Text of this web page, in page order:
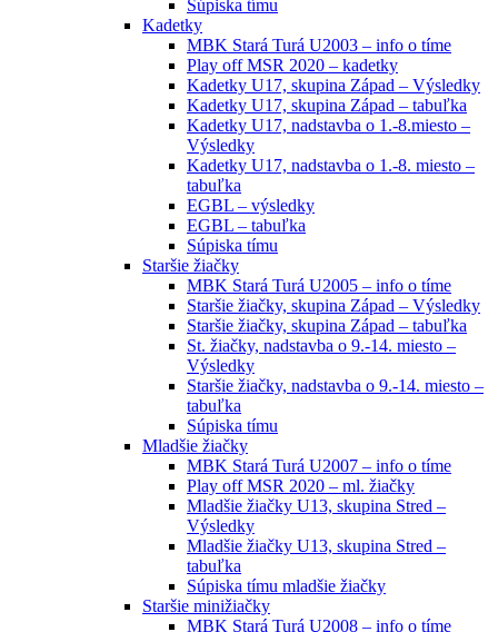
Súpiska tímu
Kadetky
MBK Stará Turá U2003 – info o tíme
Play off MSR 2020 – kadetky
Kadetky U17, skupina Západ – Výsledky
Kadetky U17, skupina Západ – tabuľka
Kadetky U17, nadstavba o 1.-8.miesto –
Výsledky
Kadetky U17, nadstavba o 1.-8. miesto –
tabuľka
EGBL – výsledky
EGBL – tabuľka
Súpiska tímu
Staršie žiačky
MBK Stará Turá U2005 – info o tíme
Staršie žiačky, skupina Západ – Výsledky
Staršie žiačky, skupina Západ – tabuľka
St. žiačky, nadstavba o 9.-14. miesto –
Výsledky
Staršie žiačky, nadstavba o 9.-14. miesto –
tabuľka
Súpiska tímu
Mladšie žiačky
MBK Stará Turá U2007 – info o tíme
Play off MSR 2020 – ml. žiačky
Mladšie žiačky U13, skupina Stred –
Výsledky
Mladšie žiačky U13, skupina Stred –
tabuľka
Súpiska tímu mladšie žiačky
Staršie minižiačky
MBK Stará Turá U2008 – info o tíme